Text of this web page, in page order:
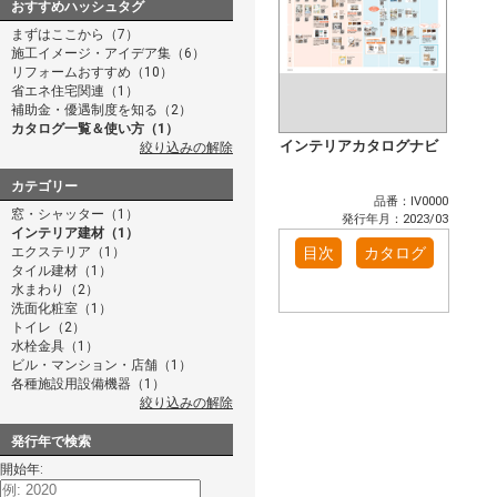
おすすめハッシュタグ
まずはここから（7）
施工イメージ・アイデア集（6）
リフォームおすすめ（10）
省エネ住宅関連（1）
補助金・優遇制度を知る（2）
カタログ一覧＆使い方（1）
絞り込みの解除
カテゴリー
窓・シャッター（1）
インテリア建材（1）
エクステリア（1）
タイル建材（1）
水まわり（2）
洗面化粧室（1）
トイレ（2）
水栓金具（1）
ビル・マンション・店舗（1）
各種施設用設備機器（1）
絞り込みの解除
発行年で検索
開始年:
インテリアカタログナビ
品番：IV0000
発行年月：2023/03
目次 カタログ